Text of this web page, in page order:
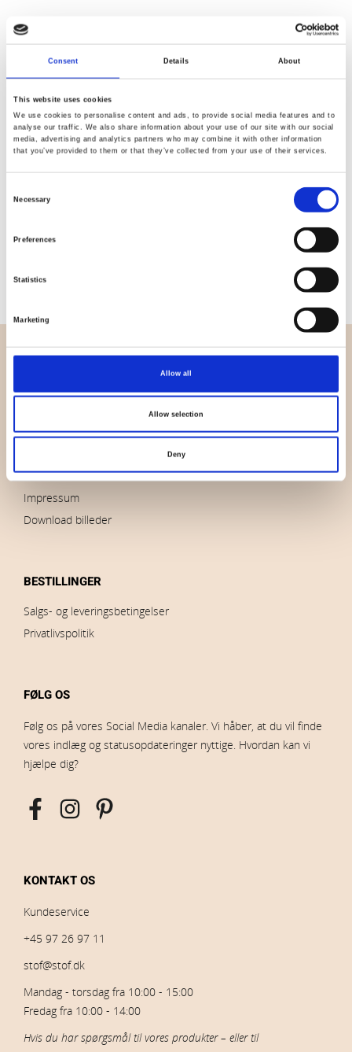
Consent Details About
This website uses cookies
We use cookies to personalise content and ads, to provide social media features and to
analyse our traffic. We also share information about your use of our site with our social
media, advertising and analytics partners who may combine it with other information
that you’ve provided to them or that they’ve collected from your use of their services.
Necessary
Preferences
Statistics
Marketing
Allow all
Allow selection
Deny
Kvalitet
Hurtig
Specifikation
112,00
100% bomuld
0,152 Kg.
OVERSIGT
Nyheder
Brands
Impressum
Download billeder
BESTILLINGER
Salgs- og leveringsbetingelser
Privatlivspolitik
FØLG OS
Følg os på vores Social Media kanaler. Vi håber, at du vil finde
vores indlæg og statusopdateringer nyttige. Hvordan kan vi
hjælpe dig?
KONTAKT OS
Kundeservice
+45 97 26 97 11
stof@stof.dk
Mandag - torsdag fra 10:00 - 15:00
Fredag fra 10:00 - 14:00
Hvis du har spørgsmål til vores produkter – eller til